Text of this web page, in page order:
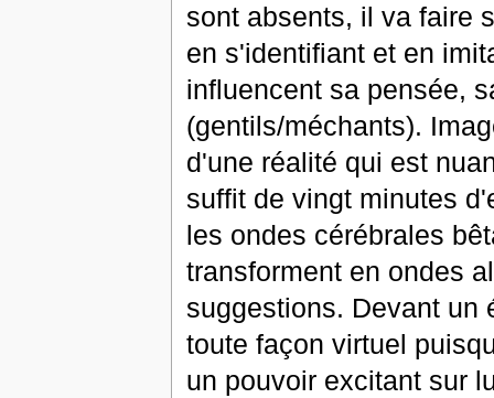
sont absents, il va faire
en s'identifiant et en
influencent sa pensée,
(gentils/méchants).
d'une réalité qui est
suffit de vingt minutes
les ondes cérébrales
transforment en ondes
suggestions. Devant un
toute façon virtuel
un pouvoir excitant sur